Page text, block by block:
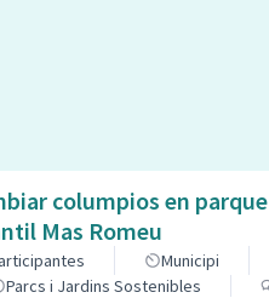
columpios en parque
Mas Romeu
Municipi
Parcs i Jardins Sostenibles